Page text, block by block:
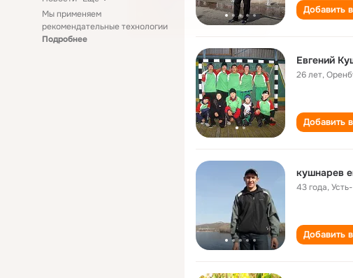
Мы применяем
рекомендательные технологии
Подробнее
Добавить
Евгений
26 лет,
Добавить
кушнарев
43 года,
Добавить